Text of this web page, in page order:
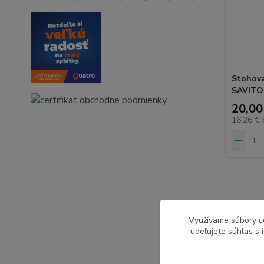
SAVITO
16,26 €
Čiernu
Využívame súbory
udeľujete súhlas s